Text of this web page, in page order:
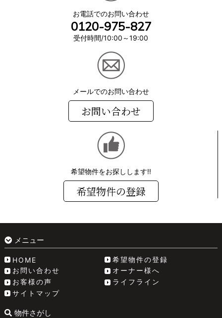
お電話でのお問い合わせ
0120-975-827
受付時間/10:00～19:00
メールでのお問い合わせ
お問い合わせ
希望物件をお探しします!!
希望物件の登録
メニュー
HOME
希望物件の登録
お問い合わせ
オーナー様へ
お客様の声
ライフライン
サイトマップ
物件さがし